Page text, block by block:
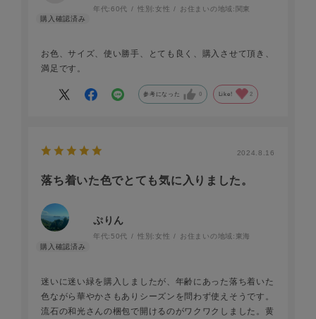
年代:60代 性別:女性 お住まいの地域: 関東
お色、サイズ、使い勝手、とても良く、購入させて頂き、
満足です。
参考になった 0 Like! 2
2024.8.16
落ち着いた色でとても気に入りました。
ぷりん
年代: 50代 性別:女性 お住まいの地域: 東海
迷いに迷い緑を購入しましたが、年齢にあった落ち着いた
色ながら華やかさもありシーズンを問わず使えそうです。
流石の和光さんの梱包で開けるのがワクワクしました。黄